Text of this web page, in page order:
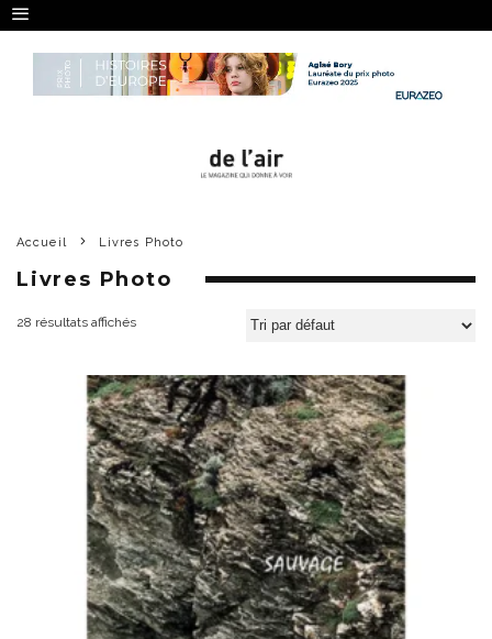
Accueil Livres Photo
Livres Photo
28 résultats affichés